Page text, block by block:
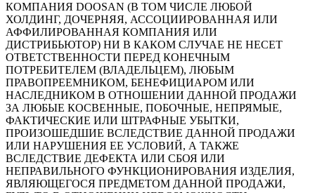
КОМПАНИЯ DOOSAN (В ТОМ ЧИСЛЕ ЛЮБОЙ
ХОЛДИНГ, ДОЧЕРНЯЯ, АССОЦИИРОВАННАЯ ИЛИ
АФФИЛИРОВАННАЯ КОМПАНИЯ ИЛИ
ДИСТРИБЬЮТОР) НИ В КАКОМ СЛУЧАЕ НЕ НЕСЕТ
ОТВЕТСТВЕННОСТИ ПЕРЕД КОНЕЧНЫМ
ПОТРЕБИТЕЛЕМ (ВЛАДЕЛЬЦЕМ), ЛЮБЫМ
ПРАВОПРЕЕМНИКОМ, БЕНЕФИЦИАРОМ ИЛИ
НАСЛЕДНИКОМ В ОТНОШЕНИИ ДАННОЙ ПРОДАЖИ
ЗА ЛЮБЫЕ КОСВЕННЫЕ, ПОБОЧНЫЕ, НЕПРЯМЫЕ,
ФАКТИЧЕСКИЕ ИЛИ ШТРАФНЫЕ УБЫТКИ,
ПРОИЗОШЕДШИЕ ВСЛЕДСТВИЕ ДАННОЙ ПРОДАЖИ
ИЛИ НАРУШЕНИЯ ЕЕ УСЛОВИЙ, А ТАКЖЕ
ВСЛЕДСТВИЕ ДЕФЕКТА ИЛИ СБОЯ ИЛИ
НЕПРАВИЛЬНОГО ФУНКЦИОНИРОВАНИЯ ИЗДЕЛИЯ,
ЯВЛЯЮЩЕГОСЯ ПРЕДМЕТОМ ДАННОЙ ПРОДАЖИ,